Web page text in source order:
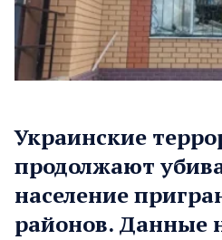
Украинские
продолжают
население
районов. Данные